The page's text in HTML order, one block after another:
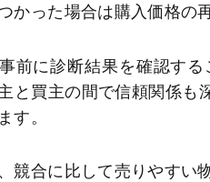
かった場合は購入価格の
前に診断結果を確認す
と買主の間で信頼関係も
す。
競合に比して売りやすい